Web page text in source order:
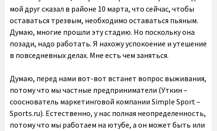
мой друг сказал в районе 10 марта, что сейчас, чтобы
оставаться трезвым, необходимо оставаться пьяным.
Думаю, многие прошли эту стадию. Но поскольку она
позади, надо работать. Я нахожу успокоение и утешение
в повседневных делах. Мне есть чем заняться.
Думаю, перед нами вот-вот встанет вопрос выживания,
потому что мы частные предприниматели (Уткин –
сооснователь маркетинговой компании Simple Sport –
Sports.ru). Естественно, у нас полная неопределенность,
потому что мы работаем на ютубе, а он может быть или